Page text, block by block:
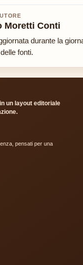
Moretti Conti
durante la
fonti.
un layout editoriale
pensati per una